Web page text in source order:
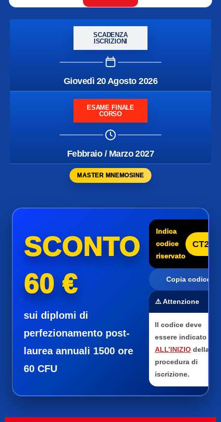
SCADENZA
ISCRIZIONI
Giovedì 20 Agosto 2026
ESAME FINALE
CORSO
Febbraio / Marzo 2027
MASTER MNEMOSINE
SCONTO
60 €
sui diplomi di
perfezionamento post-
laurea annuali 1500 ore
60 CFU
Indica
codice
riservato
CT25
Copia codice
⚠️ Attenzione
Il codice deve
essere indicato
ALL’INIZIO della
procedura di
iscrizione.